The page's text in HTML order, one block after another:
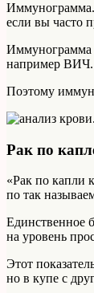
Иммунограмма.
если вы часто
Иммунограмма
например ВИЧ.
Поэтому
Рак по
«Рак по капли
по так
Единственное
на уровень
Этот
но в купе с